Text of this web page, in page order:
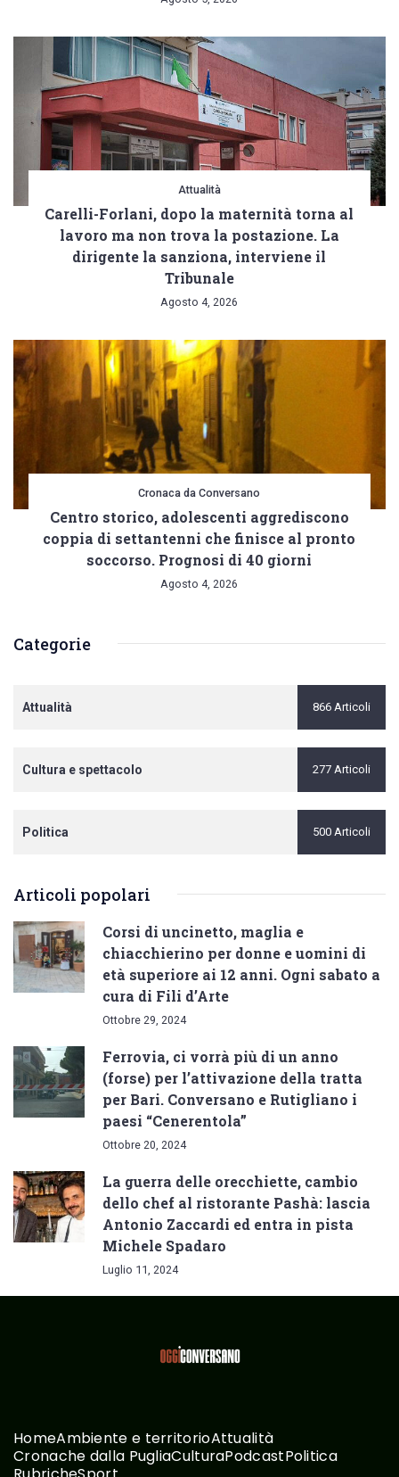
Attualità
Carelli-Forlani, dopo la maternità torna al
lavoro ma non trova la postazione. La
dirigente la sanziona, interviene il
Tribunale
Agosto 4, 2026
Cronaca da Conversano
Centro storico, adolescenti aggrediscono
coppia di settantenni che finisce al pronto
soccorso. Prognosi di 40 giorni
Agosto 4, 2026
Categorie
Attualità 866 Articoli
Cultura e spettacolo 277 Articoli
Politica 500 Articoli
Articoli popolari
Corsi di uncinetto, maglia e
chiacchierino per donne e uomini di
età superiore ai 12 anni. Ogni sabato a
cura di Fili d’Arte
Ottobre 29, 2024
Ferrovia, ci vorrà più di un anno
(forse) per l’attivazione della tratta
per Bari. Conversano e Rutigliano i
paesi “Cenerentola”
Ottobre 20, 2024
La guerra delle orecchiette, cambio
dello chef al ristorante Pashà: lascia
Antonio Zaccardi ed entra in pista
Michele Spadaro
Luglio 11, 2024
HomeAmbiente e territorioAttualità
Cronache dalla PugliaCulturaPodcastPolitica